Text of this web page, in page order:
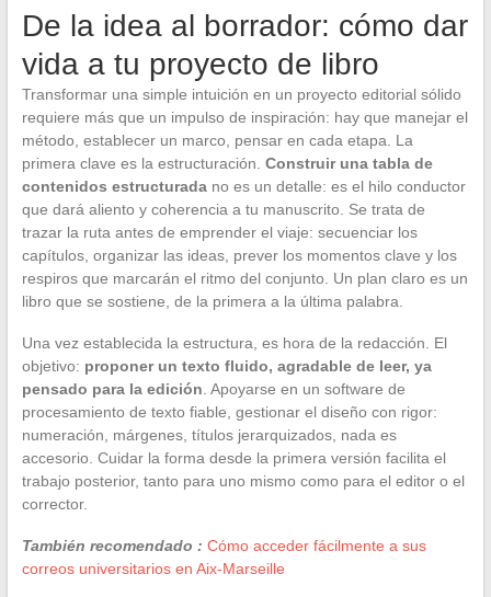
De la idea al borrador: cómo dar
vida a tu proyecto de libro
Transformar una simple intuición en un proyecto editorial sólido
requiere más que un impulso de inspiración: hay que manejar el
método, establecer un marco, pensar en cada etapa. La
primera clave es la estructuración. Construir una tabla de
contenidos estructuradano es un detalle: es el hilo conductor
que dará aliento y coherencia a tu manuscrito. Se trata de
trazar la ruta antes de emprender el viaje: secuenciar los
capítulos, organizar las ideas, prever los momentos clave y los
respiros que marcarán el ritmo del conjunto. Un plan claro es un
libro que se sostiene, de la primera a la última palabra.
Una vez establecida la estructura, es hora de la redacción. El
objetivo: proponer un texto fluido, agradable de leer, ya
pensado para la edición . Apoyarse en un software de
procesamiento de texto fiable, gestionar el diseño con rigor:
numeración, márgenes, títulos jerarquizados, nada es
accesorio. Cuidar la forma desde la primera versión facilita el
trabajo posterior, tanto para uno mismo como para el editor o el
corrector.
También recomendado : Cómo acceder fácilmente a sus
correos universitarios en Aix-Marseille